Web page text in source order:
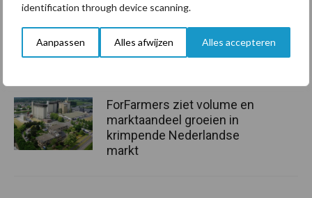
identification through device scanning.
Aanpassen Alles afwijzen Alles accepteren
De speenhuid: een vaak
onderschatte risicofactor
voor mastitis
ForFarmers ziet volume en
marktaandeel groeien in
krimpende Nederlandse
markt